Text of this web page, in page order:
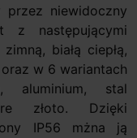
przez niewidoczny
z następującymi
białą ciepłą,
w 6 wariantach
aluminium, stal
złoto. Dzięki
IP56 mżna ją